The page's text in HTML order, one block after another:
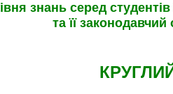
знань серед
та її законодавчий